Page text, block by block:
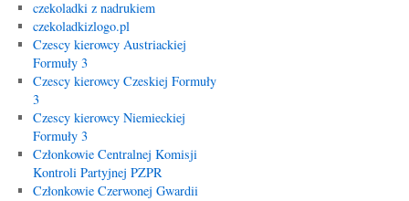
czekoladki z nadrukiem
czekoladkizlogo.pl
Czescy kierowcy Austriackiej
Formuły 3
Czescy kierowcy Czeskiej Formuły
3
Czescy kierowcy Niemieckiej
Formuły 3
Członkowie Centralnej Komisji
Kontroli Partyjnej PZPR
Członkowie Czerwonej Gwardii